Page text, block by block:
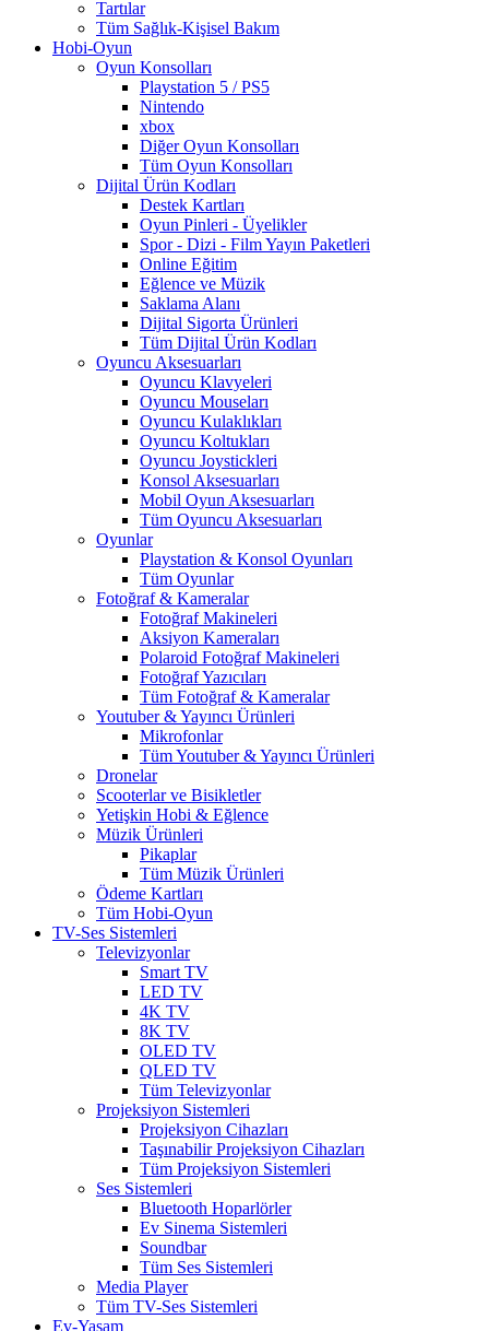
Tartılar
Tüm Sağlık-Kişisel Bakım
Hobi-Oyun
Oyun Konsolları
Playstation 5 / PS5
Nintendo
xbox
Diğer Oyun Konsolları
Tüm Oyun Konsolları
Dijital Ürün Kodları
Destek Kartları
Oyun Pinleri - Üyelikler
Spor - Dizi - Film Yayın Paketleri
Online Eğitim
Eğlence ve Müzik
Saklama Alanı
Dijital Sigorta Ürünleri
Tüm Dijital Ürün Kodları
Oyuncu Aksesuarları
Oyuncu Klavyeleri
Oyuncu Mouseları
Oyuncu Kulaklıkları
Oyuncu Koltukları
Oyuncu Joystickleri
Konsol Aksesuarları
Mobil Oyun Aksesuarları
Tüm Oyuncu Aksesuarları
Oyunlar
Playstation & Konsol Oyunları
Tüm Oyunlar
Fotoğraf & Kameralar
Fotoğraf Makineleri
Aksiyon Kameraları
Polaroid Fotoğraf Makineleri
Fotoğraf Yazıcıları
Tüm Fotoğraf & Kameralar
Youtuber & Yayıncı Ürünleri
Mikrofonlar
Tüm Youtuber & Yayıncı Ürünleri
Dronelar
Scooterlar ve Bisikletler
Yetişkin Hobi & Eğlence
Müzik Ürünleri
Pikaplar
Tüm Müzik Ürünleri
Ödeme Kartları
Tüm Hobi-Oyun
TV-Ses Sistemleri
Televizyonlar
Smart TV
LED TV
4K TV
8K TV
OLED TV
QLED TV
Tüm Televizyonlar
Projeksiyon Sistemleri
Projeksiyon Cihazları
Taşınabilir Projeksiyon Cihazları
Tüm Projeksiyon Sistemleri
Ses Sistemleri
Bluetooth Hoparlörler
Ev Sinema Sistemleri
Soundbar
Tüm Ses Sistemleri
Media Player
Tüm TV-Ses Sistemleri
Ev-Yaşam